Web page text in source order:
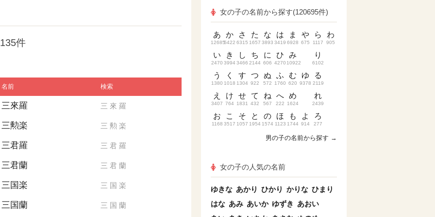
件
名前 検索
三來羅 三 來 羅
三勲楽 三 勲 楽
三君羅 三 君 羅
三君蘭 三 君 蘭
三国楽 三 国 楽
三国蘭 三 国 蘭
女の子の名前から探す(120695件)
あ
12685
い
2470
う
1380
え
3407
お
1168
か
5422
き
3994
く
1018
け
764
こ
3517
さ
6315
し
3466
す
1304
せ
1831
そ
1057
た
1657
ち
2144
つ
922
て
432
と
1954
な
3893
に
606
ぬ
572
ね
567
の
1574
は
3419
ひ
4270
ふ
1760
へ
222
ほ
1123
ま
6928
み
10922
む
620
め
1624
も
1744
や
675
ゆ
9378
よ
914
ら
1117
り
6102
る
2119
れ
2439
ろ
277
わ
905
男の子の名前から探す →
女の子の人気の名前
ゆきな あかり ひかり かりな ひまり
はな あみ あいか ゆずき あおい